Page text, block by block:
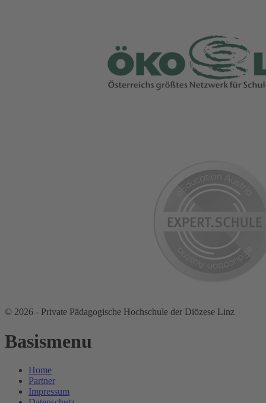
© 2026 - Private Pädagogische Hochschule der Diözese Linz
Basismenu
Home
Partner
Impressum